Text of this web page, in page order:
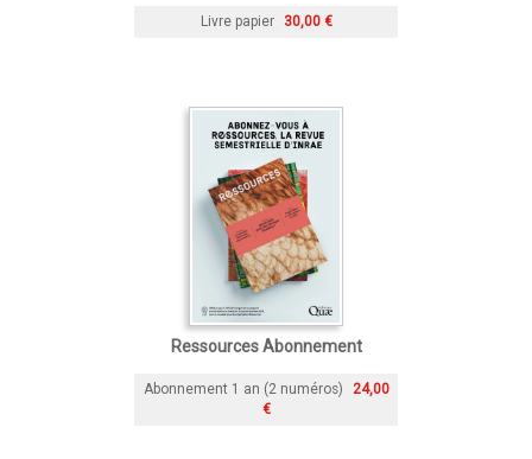
Livre papier 30,00 €
Ressources Abonnement
Abonnement 1 an (2 numéros)
24,00
€